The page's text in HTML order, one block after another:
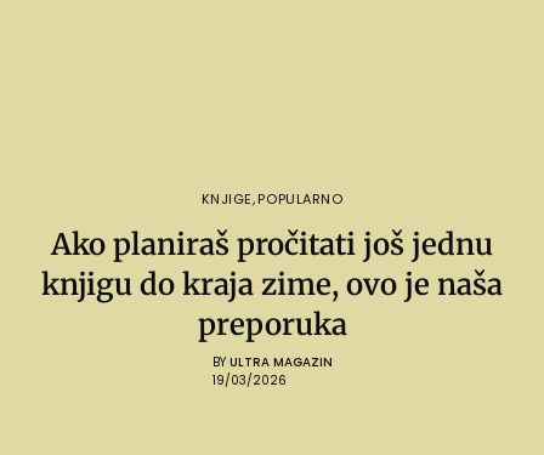
KNJIGE,POPULARNO
Ako planiraš pročitati još jednu
knjigu do kraja zime, ovo je naša
preporuka
BY ULTRA MAGAZIN
19/03/2026